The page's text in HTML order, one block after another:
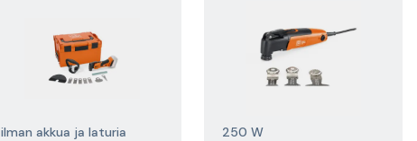
ilman akkua ja laturia 250 W